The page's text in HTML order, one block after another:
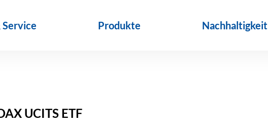
Produkte Nachhaltigkeit
UCITS ETF